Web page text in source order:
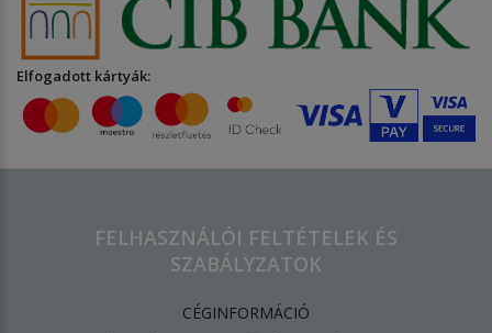
Elfogadott kártyák:
FELHASZNÁLÓI FELTÉTELEK ÉS
SZABÁLYZATOK
CÉGINFORMÁCIÓ